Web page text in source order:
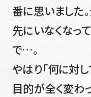
番に思いました
先にいなくなっ
で…。
やはり「何に対
目的が全く変わ